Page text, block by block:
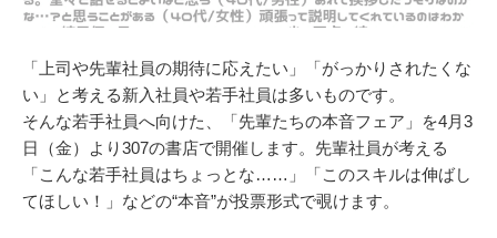
「上司や先輩社員の期待に応えたい」「がっかりされたくな
い」と考える新入社員や若手社員は多いものです。
そんな若手社員へ向けた、「先輩たちの本音フェア」を4月3
日（金）より307の書店で開催します。先輩社員が考える
「こんな若手社員はちょっとな……」「このスキルは伸ばし
てほしい！」などの“本音”が投票形式で覗けます。